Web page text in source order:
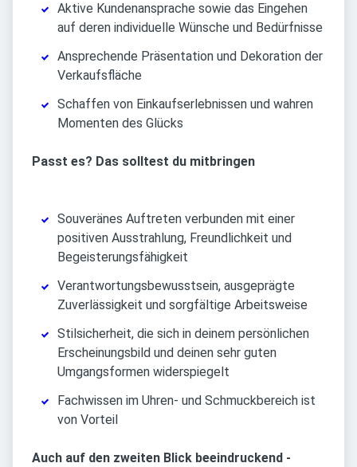
Aktive Kundenansprache sowie das Eingehen
auf deren individuelle Wünsche und Bedürfnisse
Ansprechende Präsentation und Dekoration der
Verkaufsfläche
Schaffen von Einkaufserlebnissen und wahren
Momenten des Glücks
Passt es? Das solltest du mitbringen
Souveränes Auftreten verbunden mit einer
positiven Ausstrahlung, Freundlichkeit und
Begeisterungsfähigkeit
Verantwortungsbewusstsein, ausgeprägte
Zuverlässigkeit und sorgfältige Arbeitsweise
Stilsicherheit, die sich in deinem persönlichen
Erscheinungsbild und deinen sehr guten
Umgangsformen widerspiegelt
Fachwissen im Uhren- und Schmuckbereich ist
von Vorteil
Auch auf den zweiten Blick beeindruckend -